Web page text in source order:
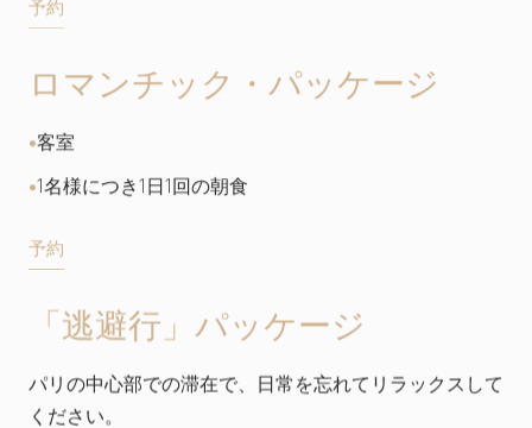
予約
ロマンチック・パッケージ
客室
1名様につき1日1回の朝食
予約
「逃避行」パッケージ
パリの中心部での滞在で、日常を忘れてリラックスして
ください。